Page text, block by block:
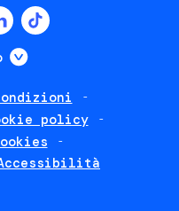
Mostra ulteriori
policy